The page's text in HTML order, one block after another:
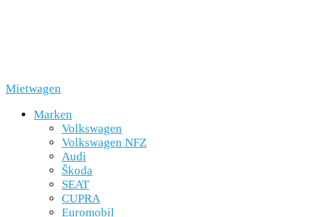
Mietwagen
Marken
Volkswagen
Volkswagen NFZ
Audi
Škoda
SEAT
CUPRA
Euromobil